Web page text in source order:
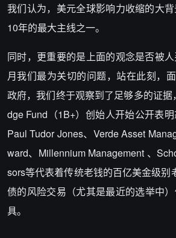
我们认为，美元全球影响力收缩的大
10年的最大主线之一。
同时，更重要的是上面的观念是否被
月我们最为关切的问题，站在此刻，
政府，我们终于观察到了足够多的证
dge Fund（1B+）创始人开始公开表
Paul Tudor Jones、Verde Asset
ward、Millennium Management 、
sors等代表着传统老钱的百亿美金级别
债的风险交易（尤其是最近的选举中
具。